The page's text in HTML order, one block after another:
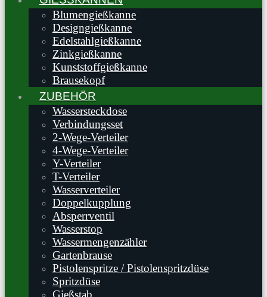
Blumengießkanne
Designgießkanne
Edelstahlgießkanne
Zinkgießkanne
Kunststoffgießkanne
Brausekopf
ZUBEHÖR
Wassersteckdose
Verbindungsset
2-Wege-Verteiler
4-Wege-Verteiler
Y-Verteiler
T-Verteiler
Wasserverteiler
Doppelkupplung
Absperrventil
Wasserstop
Wassermengenzähler
Gartenbrause
Pistolenspritze / Pistolenspritzdüse
Spritzdüse
Gießstab